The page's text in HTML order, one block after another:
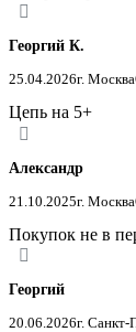
Георгий К.
25.04.2026г. Москва
Цепь на 5+
Александр
21.10.2025г. Москва
Покупок не в
Георгий
20.06.2026г. Санкт-